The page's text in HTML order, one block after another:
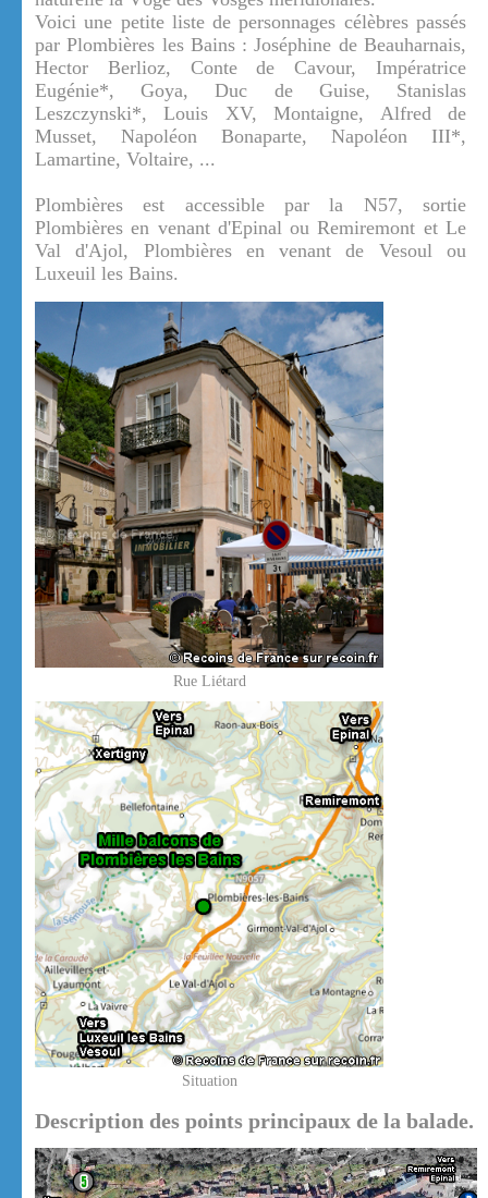
Voici une petite liste de personnages célèbres passés
par Plombières les Bains : Joséphine de Beauharnais,
Hector Berlioz, Conte de Cavour, Impératrice
Eugénie*, Goya, Duc de Guise, Stanislas
Leszczynski*, Louis XV, Montaigne, Alfred de
Musset, Napoléon Bonaparte, Napoléon III*,
Lamartine, Voltaire, ...
Plombières est accessible par la N57, sortie
Plombières en venant d'Epinal ou Remiremont et Le
Val d'Ajol, Plombières en venant de Vesoul ou
Luxeuil les Bains.
Rue Liétard
Situation
Description des points principaux de la balade.